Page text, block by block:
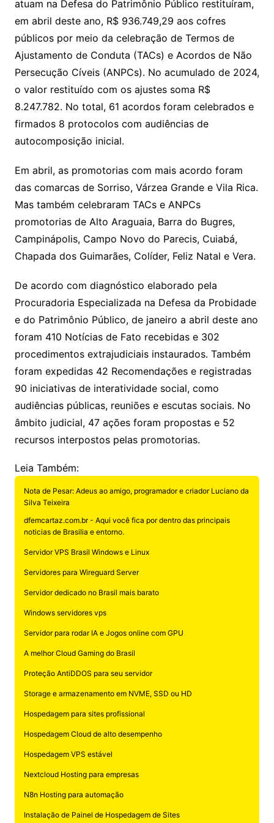
Li
n
k
A
p
p
a
m
dI
n
e
a
s
o
s
a
g
e
o
k.
c
o
m
p
e
o
o
M
ai
l
a
d
s
l
e
atuam na Defesa do Patrimônio Público restituíram,
em abril deste ano, R$ 936.749,29 aos cofres
públicos por meio da celebração de Termos de
Ajustamento de Conduta (TACs) e Acordos de Não
Persecução Cíveis (ANPCs). No acumulado de 2024,
o valor restituído com os ajustes soma R$
8.247.782. No total, 61 acordos foram celebrados e
firmados 8 protocolos com audiências de
autocomposição inicial.
Em abril, as promotorias com mais acordo foram
das comarcas de Sorriso, Várzea Grande e Vila Rica.
Mas também celebraram TACs e ANPCs
promotorias de Alto Araguaia, Barra do Bugres,
Campinápolis, Campo Novo do Parecis, Cuiabá,
Chapada dos Guimarães, Colíder, Feliz Natal e Vera.
De acordo com diagnóstico elaborado pela
Procuradoria Especializada na Defesa da Probidade
e do Patrimônio Público, de janeiro a abril deste ano
foram 410 Notícias de Fato recebidas e 302
procedimentos extrajudiciais instaurados. Também
foram expedidas 42 Recomendações e registradas
90 iniciativas de interatividade social, como
audiências públicas, reuniões e escutas sociais. No
âmbito judicial, 47 ações foram propostas e 52
recursos interpostos pelas promotorias.
Leia Também:
Nota de Pesar: Adeus ao amigo, programador e criador Luciano da
Silva Teixeira
dfemcartaz.com.br - Aqui você fica por dentro das principais
noticias de Brasilia e entorno.
Servidor VPS Brasil Windows e Linux
Servidores para Wireguard Server
Servidor dedicado no Brasil mais barato
Windows servidores vps
Servidor para rodar IA e Jogos online com GPU
A melhor Cloud Gaming do Brasil
Proteção AntiDDOS para seu servidor
Storage e armazenamento em NVME, SSD ou HD
Hospedagem para sites profissional
Hospedagem Cloud de alto desempenho
Hospedagem VPS estável
Nextcloud Hosting para empresas
N8n Hosting para automação
Instalação de Painel de Hospedagem de Sites